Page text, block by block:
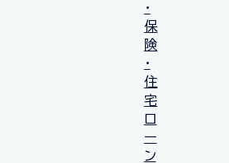
・
保
険
・
住
宅
ロ
ー
ン